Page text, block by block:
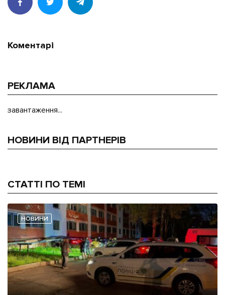
Коментарі
РЕКЛАМА
завантаження...
НОВИНИ ВІД ПАРТНЕРІВ
СТАТТІ ПО ТЕМІ
НОВИНИ